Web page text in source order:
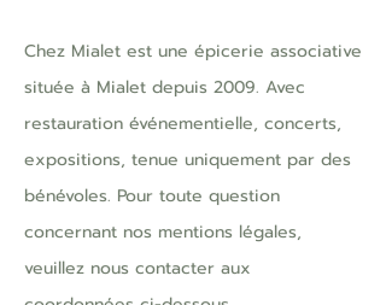
Chez Mialet est une épicerie associative
située à Mialet depuis 2009. Avec
restauration événementielle, concerts,
expositions, tenue uniquement par des
bénévoles. Pour toute question
concernant nos mentions légales,
veuillez nous contacter aux